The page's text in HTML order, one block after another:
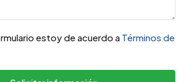
estoy de acuerdo a Términos de